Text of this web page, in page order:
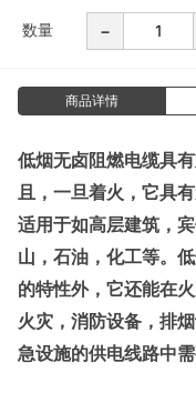
数量 -
商品详情
低烟无卤阻燃电缆具
且，一旦着火，它具
适用于如高层建筑，
山，石油，化工等。
的特性外，它还能在
火灾，消防设备，排
急设施的供电线路中需